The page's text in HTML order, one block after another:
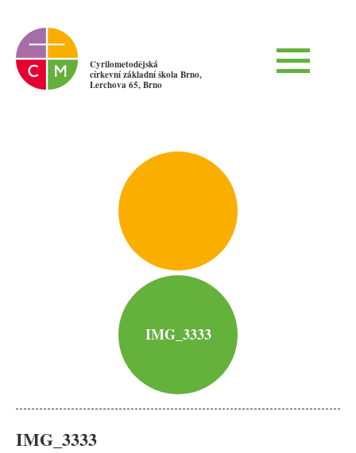
Cyrilometodějská
církevní základní škola Brno,
Lerchova 65, Brno
IMG_3333
IMG_3333